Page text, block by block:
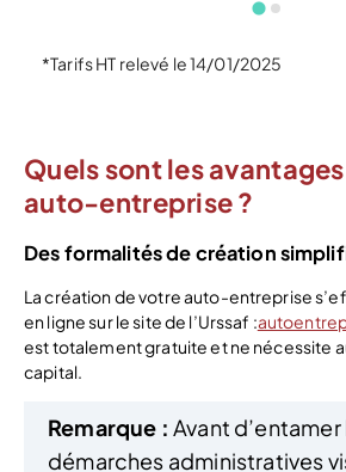
*Tarifs HT relevé le 14/01/2025
Quels sont les
auto-entreprise ?
Des formalités de création
La création de votre auto-entreprise
en ligne sur le site de l’Urssaf :
est totalement gratuite et ne nécessite
capital.
Remarque : Avant d’entamer
démarches administratives